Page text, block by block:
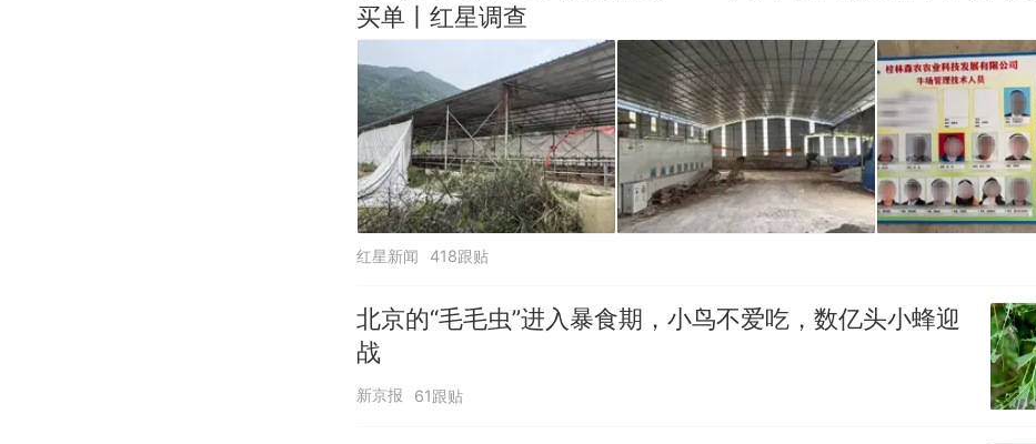
买单丨红星调查
红星新闻 418跟贴
北京的“毛毛虫”进入暴食期，小鸟不爱吃，数亿头小蜂迎
战
新京报 61跟贴